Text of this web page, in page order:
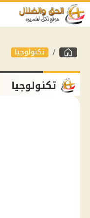
تكنولوجيا
تكنولوجيا